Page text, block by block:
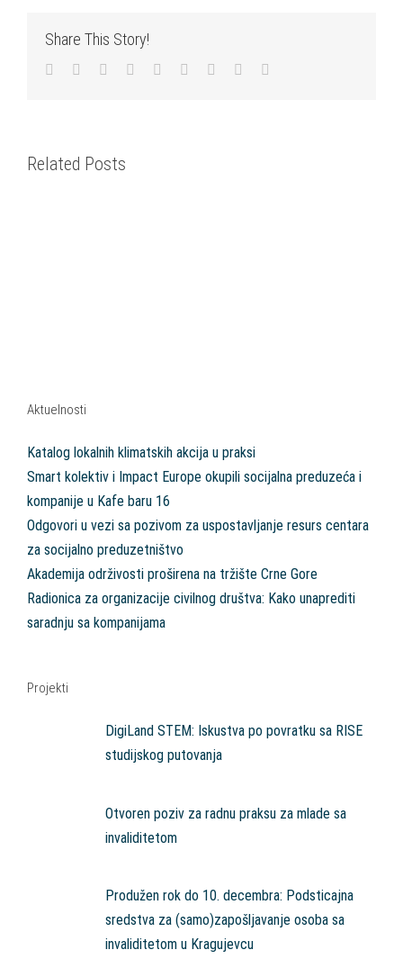
Share This Story!
Facebook
TwitterLinkedIn
Reddit WhatsApp
TumblrPinterest
Related Posts
Aktuelnosti
Katalog lokalnih klimatskih akcija u praksi
Smart kolektiv i Impact Europe okupili socijalna preduzeća i
kompanije u Kafe baru 16
Odgovori u vezi sa pozivom za uspostavljanje resurs centara
za socijalno preduzetništvo
Akademija održivosti proširena na tržište Crne Gore
Radionica za organizacije civilnog društva: Kako unaprediti
saradnju sa kompanijama
Projekti
DigiLand STEM: Iskustva po povratku sa RISE
studijskog putovanja
Otvoren poziv za radnu praksu za mlade sa
invaliditetom
Produžen rok do 10. decembra: Podsticajna
sredstva za (samo)zapošljavanje osoba sa
invaliditetom u Kragujevcu